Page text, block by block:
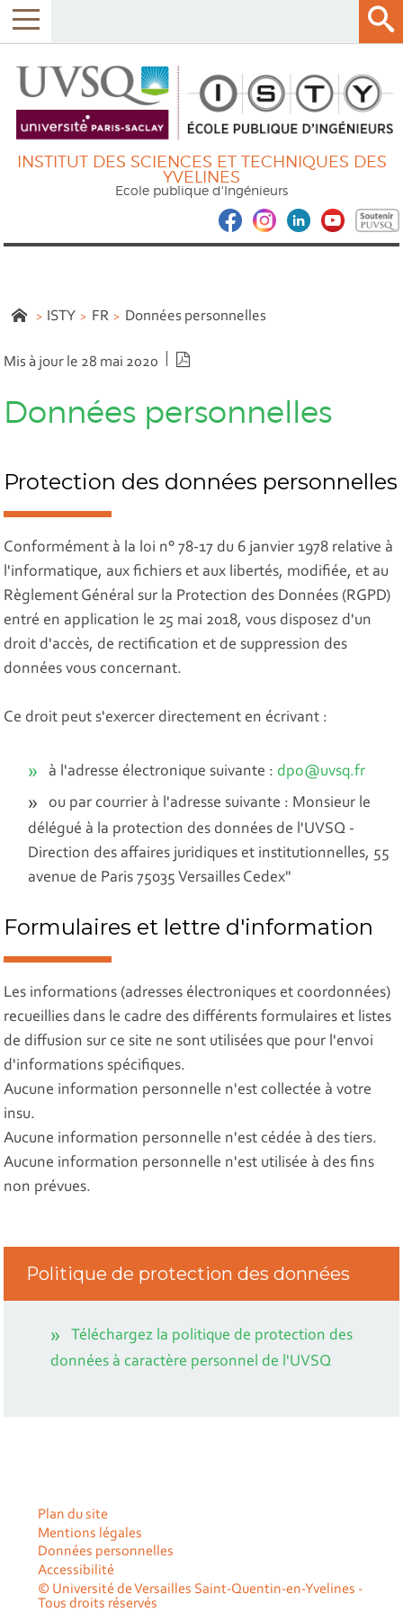
INSTITUT DES SCIENCES ET TECHNIQUES DES
YVELINES
Ecole publique d'Ingénieurs
ISTY FR Données personnelles
Mis à jour le 28 mai 2020
Données personnelles
Protection des données personnelles
Conformément à la loi n° 78-17 du 6 janvier 1978 relative à
l'informatique, aux fichiers et aux libertés, modifiée, et au
Règlement Général sur la Protection des Données (RGPD)
entré en application le 25 mai 2018, vous disposez d'un
droit d'accès, de rectification et de suppression des
données vous concernant.
Ce droit peut s'exercer directement en écrivant :
à l'adresse électronique suivante :dpo@uvsq.fr
ou par courrier à l'adresse suivante : Monsieur le
délégué à la protection des données de l'UVSQ -
Direction des affaires juridiques et institutionnelles, 55
avenue de Paris 75035 Versailles Cedex"
Formulaires et lettre d'information
Les informations (adresses électroniques et coordonnées)
recueillies dans le cadre des différents formulaires et listes
de diffusion sur ce site ne sont utilisées que pour l'envoi
d'informations spécifiques.
Aucune information personnelle n'est collectée à votre
insu.
Aucune information personnelle n'est cédée à des tiers.
Aucune information personnelle n'est utilisée à des fins
non prévues.
Politique de protection des données
Téléchargez la politique de protection des
données à caractère personnel de l'UVSQ
Plan du site
Mentions légales
Données personnelles
Accessibilité
© Université de Versailles Saint-Quentin-en-Yvelines -
Tous droits réservés